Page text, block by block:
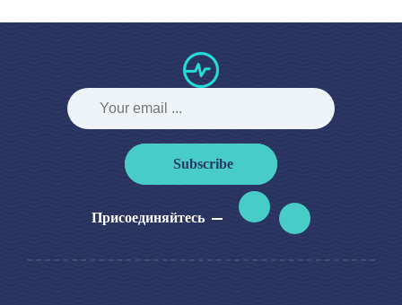
Subscribe
Присоединяйтесь